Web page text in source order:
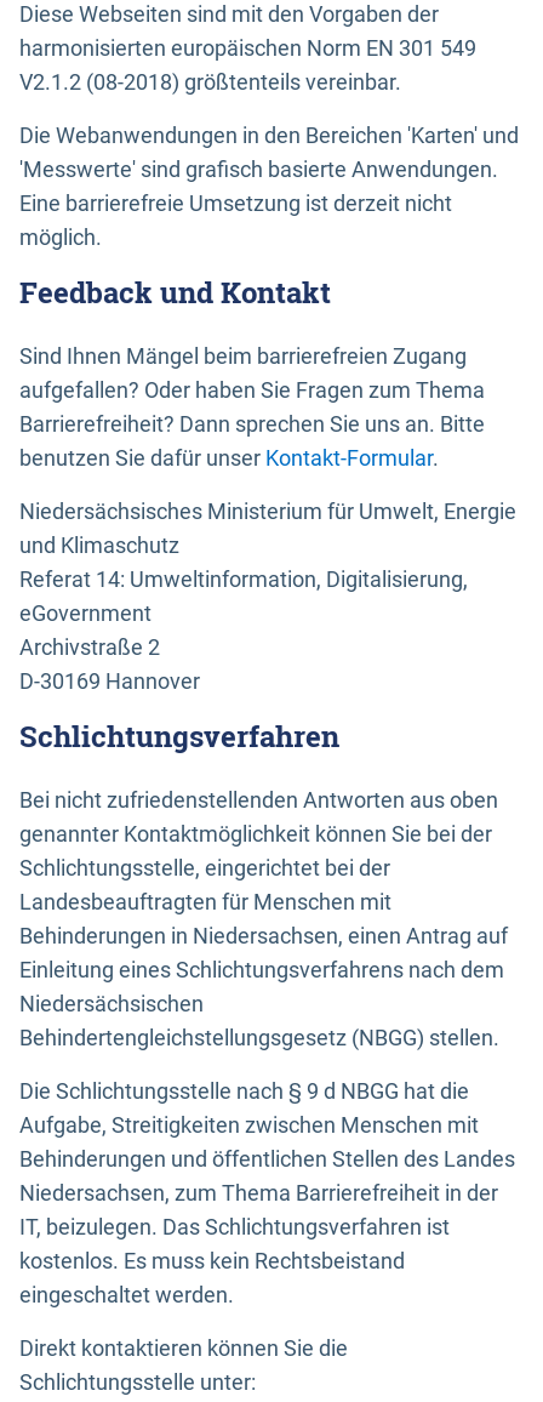
Diese Webseiten sind mit den Vorgaben der
harmonisierten europäischen Norm EN 301 549
V2.1.2 (08-2018) größtenteils vereinbar.
Die Webanwendungen in den Bereichen 'Karten' und
'Messwerte' sind grafisch basierte Anwendungen.
Eine barrierefreie Umsetzung ist derzeit nicht
möglich.
Feedback und Kontakt
Sind Ihnen Mängel beim barrierefreien Zugang
aufgefallen? Oder haben Sie Fragen zum Thema
Barrierefreiheit? Dann sprechen Sie uns an. Bitte
benutzen Sie dafür unser Kontakt-Formular.
Niedersächsisches Ministerium für Umwelt, Energie
und Klimaschutz
Referat 14: Umweltinformation, Digitalisierung,
eGovernment
Archivstraße 2
D-30169 Hannover
Schlichtungsverfahren
Bei nicht zufriedenstellenden Antworten aus oben
genannter Kontaktmöglichkeit können Sie bei der
Schlichtungsstelle, eingerichtet bei der
Landesbeauftragten für Menschen mit
Behinderungen in Niedersachsen, einen Antrag auf
Einleitung eines Schlichtungsverfahrens nach dem
Niedersächsischen
Behindertengleichstellungsgesetz (NBGG) stellen.
Die Schlichtungsstelle nach § 9 d NBGG hat die
Aufgabe, Streitigkeiten zwischen Menschen mit
Behinderungen und öffentlichen Stellen des Landes
Niedersachsen, zum Thema Barrierefreiheit in der
IT, beizulegen. Das Schlichtungsverfahren ist
kostenlos. Es muss kein Rechtsbeistand
eingeschaltet werden.
Direkt kontaktieren können Sie die
Schlichtungsstelle unter: